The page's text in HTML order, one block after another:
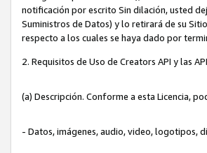
notificación por escrito Sin dilación, usted
Suministros de Datos) y lo retirará de su
respecto a los cuales se haya dado por
2. Requisitos de Uso de Creators API y las
(a) Descripción. Conforme a esta Licencia,
- Datos, imágenes, audio, video, logotipos,